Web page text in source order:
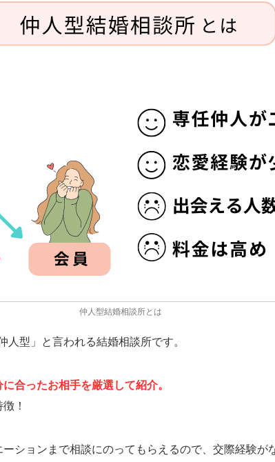
仲人型結婚相談所とは
型」と言われる結婚相談所です。
合ったお相手を厳選して紹介。
！
ションまで相談にのってもらえるので、交際経験が